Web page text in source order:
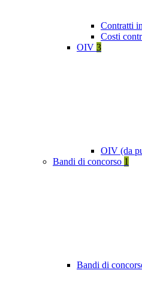
Contratti
Costi
OIV 3
OIV (da
Bandi di concorso 1
Bandi di